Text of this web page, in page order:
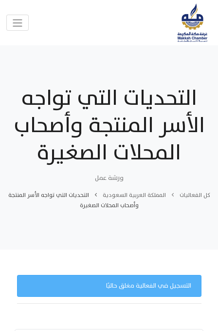
التحديات التي تواجه
الأسر المنتجة وأصحاب
المحلات الصغيرة
ورشة عمل
كل الفعاليات المملكة العربية السعودية
التحديات التي تواجه الأسر المنتجة
وأصحاب المحلات الصغيرة
التسجيل في الفعالية مغلق حاليًا